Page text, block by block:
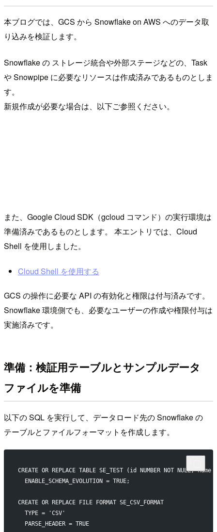
本ブログでは、GCS から Snowflake on AWS へのデータ取
り込みを検証します。
Snowflake の ストレージ統合や外部ステージなどの、Task
や Snowpipe に必要なリソースは作成済みであるものとしま
す。
新規作成が必要な場合は、以下ご参照ください。
また、Google Cloud SDK（gcloud コマンド）の実行環境は
準備済みであるものとします。 本エントリでは、Cloud
Shell を使用しました。
Cloud Shell を使用する
GCS の操作に必要な API の有効化と権限は付与済みです。
Snowflake 環境側でも、必要なユーザーの作成や権限付与は
実施済みです。
準備：検証用テーブルとサンプルデータ
ファイルを準備
以下の SQL を実行して、データロード先の Snowflake の
テーブルとファイルフォーマットを作成します。
CREATE OR REPLACE TABLE SE_TEST (id NUMBER NOT NULL, name
  ENABLE_SCHEMA_EVOLUTION = TRUE;
CREATE OR REPLACE FILE FORMAT SE_CSV_FORMAT
  TYPE = 'CSV'
  PARSE_HEADER = TRUE